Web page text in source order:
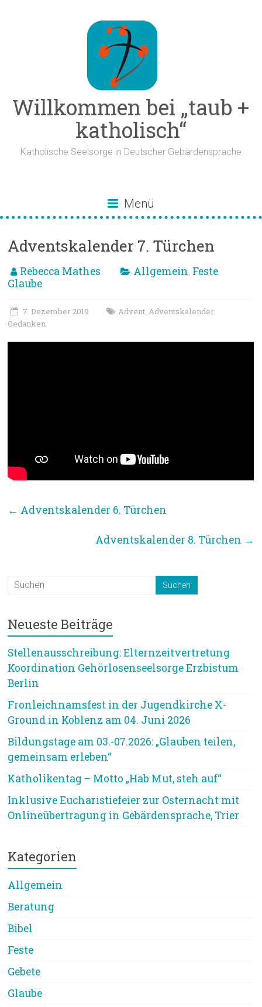
Willkommen bei „taub +
katholisch“
Katholische Seelsorge in Deutscher Gebärdensprache
Menü
Adventskalender 7. Türchen
Rebecca Mathes Allgemein, Feste,
Glaube
7. Dezember 2019 Advent,Adventskalender,
Gedanken
← Adventskalender 6. Türchen
Adventskalender 8. Türchen →
Neueste Beiträge
Stellenausschreibung: Elternzeitvertretung
Koordination Gehörlosenseelsorge Erzbistum
Berlin
Fronleichnamsfest in der Jugendkirche X-
Ground in Koblenz am 04. Juni 2026
Bildungstage am 03.-07.2026: „Glauben teilen,
gemeinsam erleben“
Katholikentag – Motto „Hab Mut, steh auf“
Inklusive Eucharistiefeier zur Osternacht mit
Onlineübertragung in Gebärdensprache, Trier
Kategorien
Allgemein
Beratung
Bibel
Feste
Gebete
Glaube